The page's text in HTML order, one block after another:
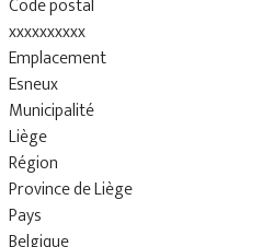
xxxxxxxxxx
Emplacement
Esneux
Municipalité
Liège
Région
Province de Liège
Pays